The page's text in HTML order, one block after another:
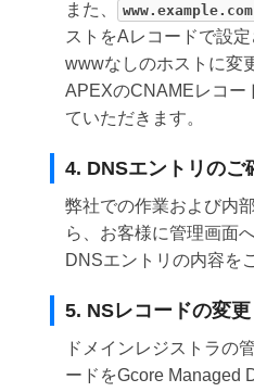
また、 www.example.com
ストをAレコードで設定
wwwなしのホストに変
APEXのCNAMEレコー
ていただきます。
4. DNSエントリのご
弊社での作業および内
ら、お客様に管理画面
DNSエントリの内容を
5. NSレコードの変更
ドメインレジストラの
ードをGcore Managed